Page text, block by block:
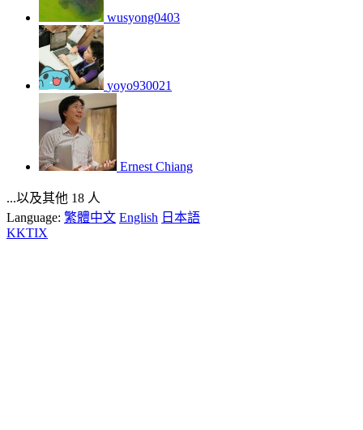
wusyong0403
yoyo930021
Ernest Chiang
...以及其他 18 人
Language: 繁體中文 English 日本語
KKTIX